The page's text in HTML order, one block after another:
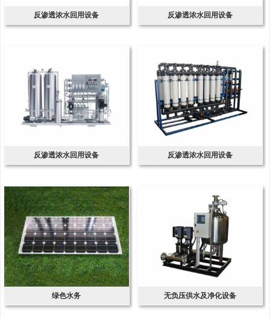
反渗透浓水回用设备 反渗透浓水回用设备
反渗透浓水回用设备 反渗透浓水回用设备
绿色水务 无负压供水及净化设备